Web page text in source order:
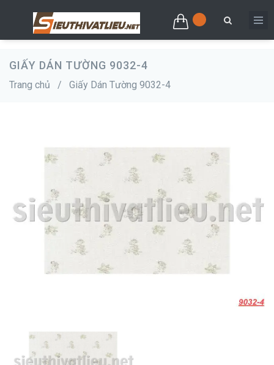
GIẤY DÁN TƯỜNG 9032-4
Trang chủ / Giấy Dán Tường 9032-4